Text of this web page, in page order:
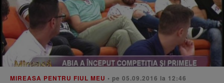
MIREASA PENTRU FIUL MEU • pe 05.09.2016 la 12:46